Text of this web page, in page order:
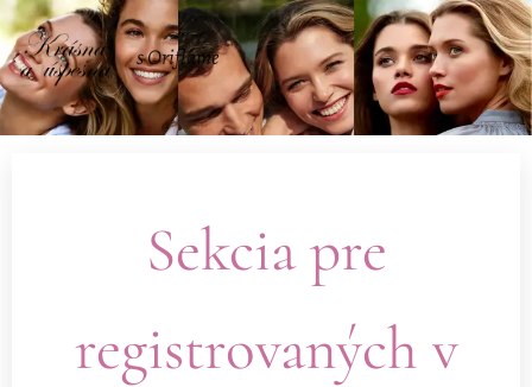
s Oriflame
Sekcia pre
registrovaných v